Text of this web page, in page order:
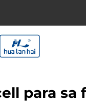
para sa